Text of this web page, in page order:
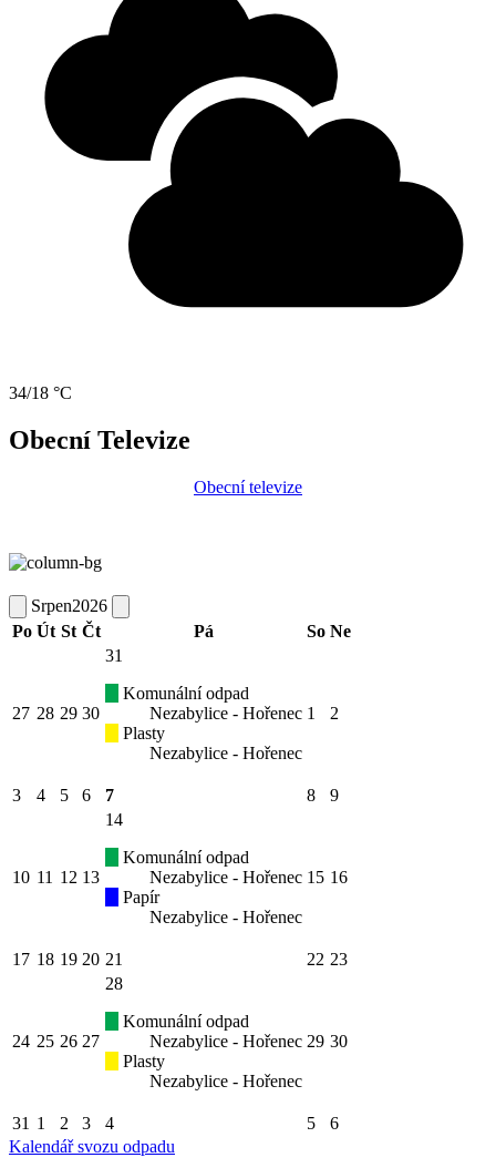
34/18 °C
Obecní Televize
Obecní televize
Srpen2026
Po Út St Čt Pá So Ne
27 28 29 30
31
Komunální odpad
Nezabylice - Hořenec
Plasty
Nezabylice - Hořenec
1 2
3 4 5 6 7 8 9
10 11 12 13
14
Komunální odpad
Nezabylice - Hořenec
Papír
Nezabylice - Hořenec
15 16
17 18 19 20 21 22 23
24 25 26 27
28
Komunální odpad
Nezabylice - Hořenec
Plasty
Nezabylice - Hořenec
29 30
31 1 2 3 4 5
6
Kalendář svozu odpadu